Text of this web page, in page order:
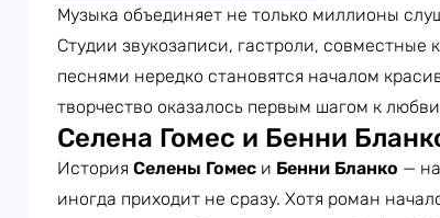
Музыка объединяет не только миллионы
Студии звукозаписи, гастроли,
песнями нередко становятся началом
творчество оказалось первым шагом к
Селена Гомес и Бенни
История Селены Гомес и Бенни Бланко —
иногда приходит не сразу. Хотя роман